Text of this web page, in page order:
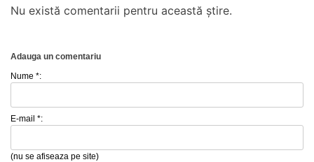
Nu există comentarii pentru această știre.
Adauga un comentariu
Nume *:
E-mail *:
(nu se afiseaza pe site)